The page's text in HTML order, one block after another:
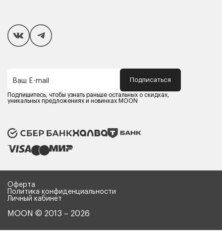
Покупателям
Способы оплаты
Компания MOON
Оферта
Политика конфиденциальности
Карьера в MOON
Ваш E-mail Подписаться
Подпишитесь, чтобы узнать раньше остальных о скидках,
уникальных предложениях и новинках MOON
MOON © 2013 – 2026
Оферта
Политика конфиденциальности
Личный кабинет